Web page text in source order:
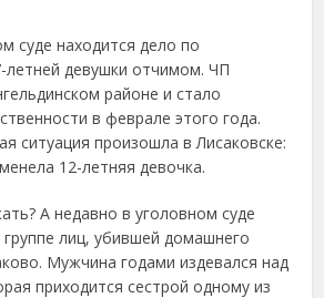
суде находится дело по
летней девушки отчимом. ЧП
районе и стало
в феврале этого года.
ситуация произошла в Лисаковске:
12-летняя девочка.
А недавно в уголовном суде
лиц, убившей домашнего
Мужчина годами издевался над
приходится сестрой одному из